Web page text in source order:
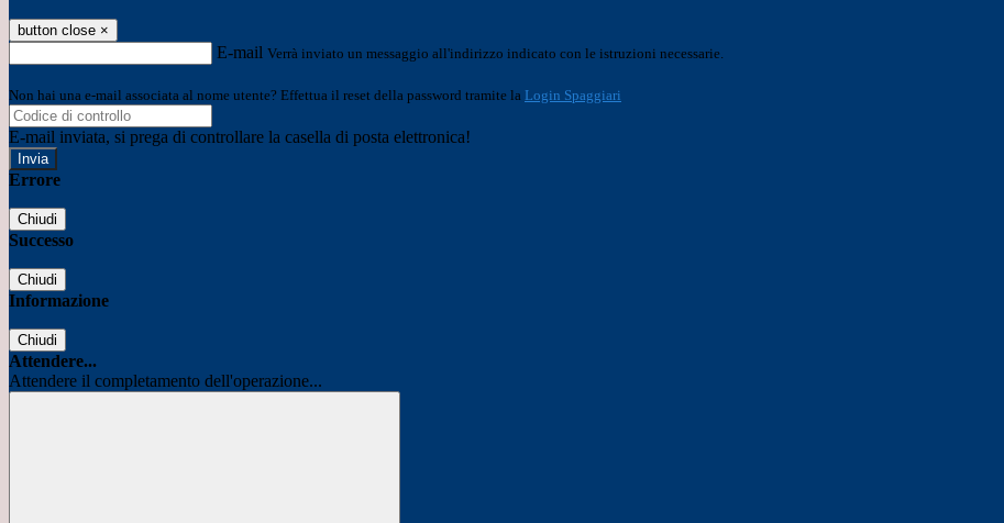
button close ×
E-mail Verrà inviato un messaggio all'indirizzo indicato con le istruzioni necessarie.
Non hai una e-mail associata al nome utente? Effettua il reset della password tramite la Login Spaggiari
E-mail inviata, si prega di controllare la casella di posta elettronica!
Errore
Chiudi
Successo
Chiudi
Informazione
Chiudi
Attendere...
Attendere il completamento dell'operazione...